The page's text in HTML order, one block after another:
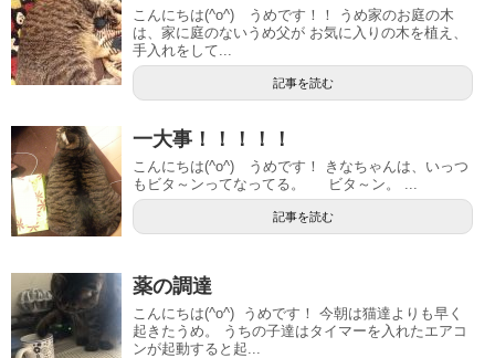
こんにちは(^o^) うめです！！ うめ家のお庭の木
は、家に庭のないうめ父が お気に入りの木を植え、
手入れをして...
記事を読む
一大事！！！！！
こんにちは(^o^) うめです！ きなちゃんは、いっつ
もビタ～ンってなってる。 ビタ～ン。 ...
記事を読む
薬の調達
こんにちは(^o^) うめです！ 今朝は猫達よりも早く
起きたうめ。 うちの子達はタイマーを入れたエアコ
ンが起動すると起...